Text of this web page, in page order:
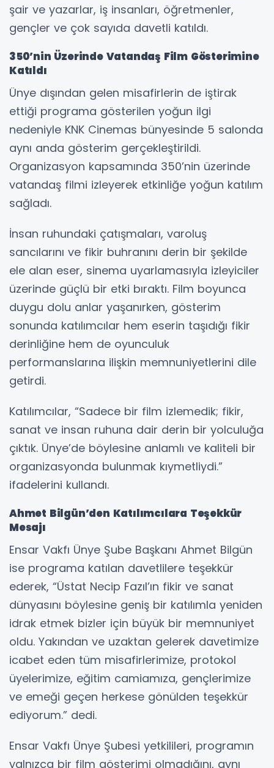
şair ve yazarlar, iş insanları, öğretmenler,
gençler ve çok sayıda davetli katıldı.
350’nin Üzerinde Vatandaş Film Gösterimine
Katıldı
Ünye dışından gelen misafirlerin de iştirak
ettiği programa gösterilen yoğun ilgi
nedeniyle KNK Cinemas bünyesinde 5 salonda
aynı anda gösterim gerçekleştirildi.
Organizasyon kapsamında 350’nin üzerinde
vatandaş filmi izleyerek etkinliğe yoğun katılım
sağladı.
İnsan ruhundaki çatışmaları, varoluş
sancılarını ve fikir buhranını derin bir şekilde
ele alan eser, sinema uyarlamasıyla izleyiciler
üzerinde güçlü bir etki bıraktı. Film boyunca
duygu dolu anlar yaşanırken, gösterim
sonunda katılımcılar hem eserin taşıdığı fikir
derinliğine hem de oyunculuk
performanslarına ilişkin memnuniyetlerini dile
getirdi.
Katılımcılar, “Sadece bir film izlemedik; fikir,
sanat ve insan ruhuna dair derin bir yolculuğa
çıktık. Ünye’de böylesine anlamlı ve kaliteli bir
organizasyonda bulunmak kıymetliydi.”
ifadelerini kullandı.
Ahmet Bilgün’den Katılımcılara Teşekkür
Mesajı
Ensar Vakfı Ünye Şube Başkanı Ahmet Bilgün
ise programa katılan davetlilere teşekkür
ederek, “Üstat Necip Fazıl’ın fikir ve sanat
dünyasını böylesine geniş bir katılımla yeniden
idrak etmek bizler için büyük bir memnuniyet
oldu. Yakından ve uzaktan gelerek davetimize
icabet eden tüm misafirlerimize, protokol
üyelerimize, eğitim camiamıza, gençlerimize
ve emeği geçen herkese gönülden teşekkür
ediyorum.” dedi.
Ensar Vakfı Ünye Şubesi yetkilileri, programın
yalnızca bir film gösterimi olmadığını, aynı